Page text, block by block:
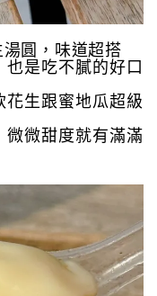
圓，味道超搭
是吃不膩的好口
花生跟蜜地瓜超級
微微甜度就有滿滿